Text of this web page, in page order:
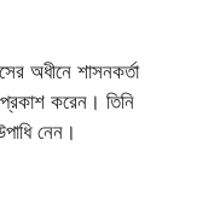
অধীনে শাসনকর্তা
করেন। তিনি
নেন।